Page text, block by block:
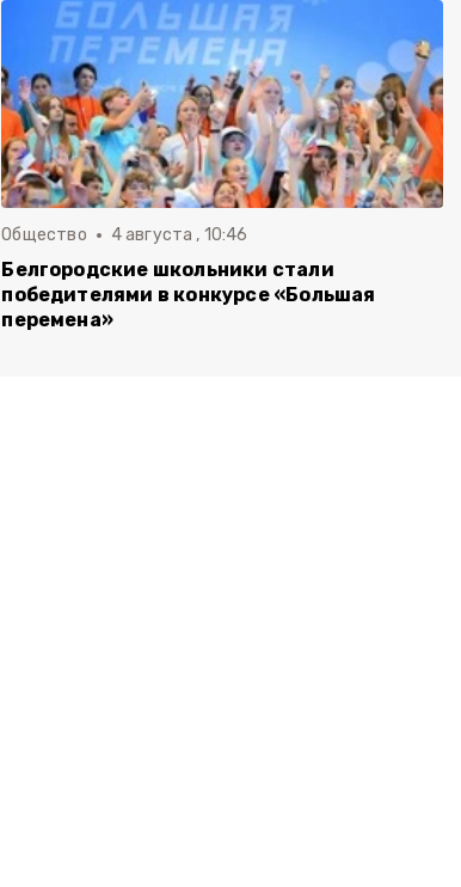
Общество 4 августа , 10:46
Белгородские школьники стали
победителями в конкурсе «Большая
перемена»